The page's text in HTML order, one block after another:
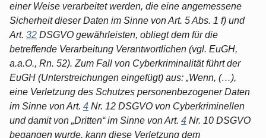
einer Weise verarbeitet werden, die eine angemessene
Sicherheit dieser Daten im Sinne von Art. 5 Abs. 1 f) und
Art. 32 DSGVO gewährleisten, obliegt dem für die
betreffende Verarbeitung Verantwortlichen (vgl. EuGH,
a.a.O., Rn. 52). Zum Fall von Cyberkriminalität führt der
EuGH (Unterstreichungen eingefügt) aus: „Wenn, (…),
eine Verletzung des Schutzes personenbezogener Daten
im Sinne von Art. 4 Nr. 12 DSGVO von Cyberkriminellen
und damit von „Dritten“ im Sinne von Art. 4 Nr. 10 DSGVO
begangen wurde, kann diese Verletzung dem